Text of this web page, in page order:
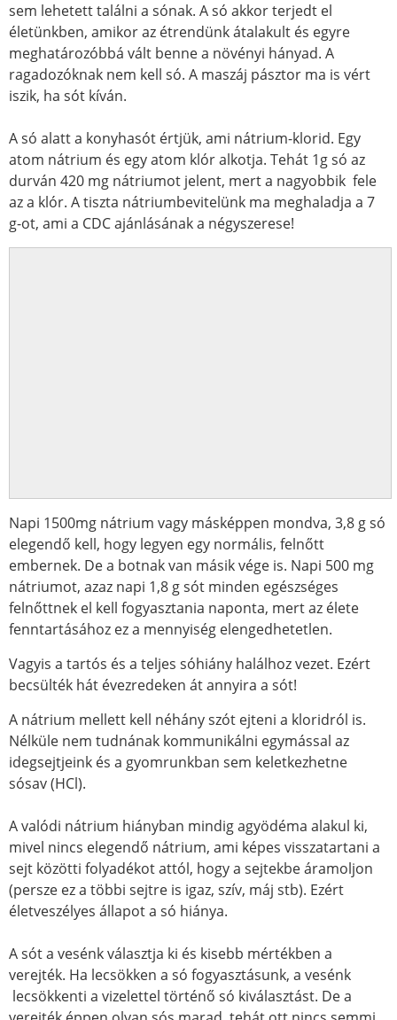
sem lehetett találni a sónak. A só akkor terjedt el
életünkben, amikor az étrendünk átalakult és egyre
meghatározóbbá vált benne a növényi hányad. A
ragadozóknak nem kell só. A maszáj pásztor ma is vért
iszik, ha sót kíván.
A só alatt a konyhasót értjük, ami nátrium-klorid. Egy
atom nátrium és egy atom klór alkotja. Tehát 1g só az
durván 420 mg nátriumot jelent, mert a nagyobbik fele
az a klór. A tiszta nátriumbevitelünk ma meghaladja a 7
g-ot, ami a CDC ajánlásának a négyszerese!
Napi 1500mg nátrium vagy másképpen mondva, 3,8 g só
elegendő kell, hogy legyen egy normális, felnőtt
embernek. De a botnak van másik vége is. Napi 500 mg
nátriumot, azaz napi 1,8 g sót minden egészséges
felnőttnek el kell fogyasztania naponta, mert az élete
fenntartásához ez a mennyiség elengedhetetlen.
Vagyis a tartós és a teljes sóhiány halálhoz vezet. Ezért
becsülték hát évezredeken át annyira a sót!
A nátrium mellett kell néhány szót ejteni a kloridról is.
Nélküle nem tudnának kommunikálni egymással az
idegsejtjeink és a gyomrunkban sem keletkezhetne
sósav (HCl).
A valódi nátrium hiányban mindig agyödéma alakul ki,
mivel nincs elegendő nátrium, ami képes visszatartani a
sejt közötti folyadékot attól, hogy a sejtekbe áramoljon
(persze ez a többi sejtre is igaz, szív, máj stb). Ezért
életveszélyes állapot a só hiánya.
A sót a vesénk választja ki és kisebb mértékben a
verejték. Ha lecsökken a só fogyasztásunk, a vesénk
lecsökkenti a vizelettel történő só kiválasztást. De a